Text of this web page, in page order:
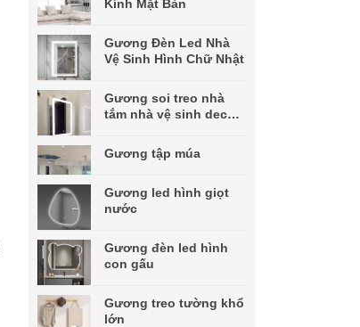
Kính Mặt Bàn
Gương Đèn Led Nhà
Vệ Sinh Hình Chữ Nhật
Gương soi treo nhà
tắm nhà vệ sinh decor
Gương tập múa
Gương led hình giọt
nước
Gương đèn led hình
con gấu
Gương treo tường khổ
lớn